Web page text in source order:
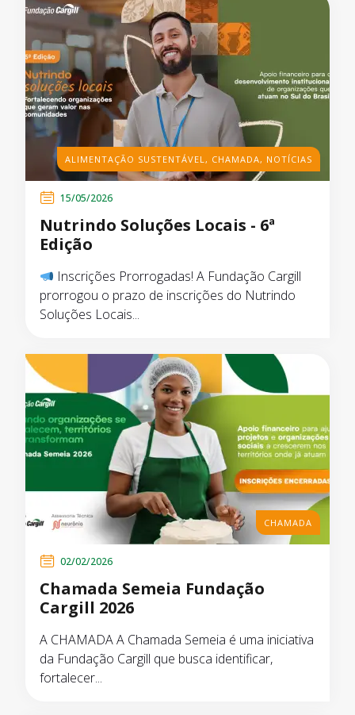
ALIMENTAÇÃO SUSTENTÁVEL, CHAMADA, NOTÍCIAS
15/05/2026
Nutrindo Soluções Locais - 6ª
Edição
Inscrições Prorrogadas! A Fundação Cargill
prorrogou o prazo de inscrições do Nutrindo
Soluções Locais...
CHAMADA
02/02/2026
Chamada Semeia Fundação
Cargill 2026
A CHAMADA A Chamada Semeia é uma iniciativa
da Fundação Cargill que busca identificar,
fortalecer...